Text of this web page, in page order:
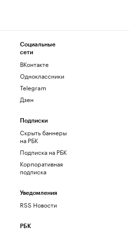
Социальные
сети
ВКонтакте
Одноклассники
Telegram
Дзен
Подписки
Скрыть баннеры
на РБК
Подписка на РБК
Корпоративная
подписка
Уведомления
RSS Новости
РБК